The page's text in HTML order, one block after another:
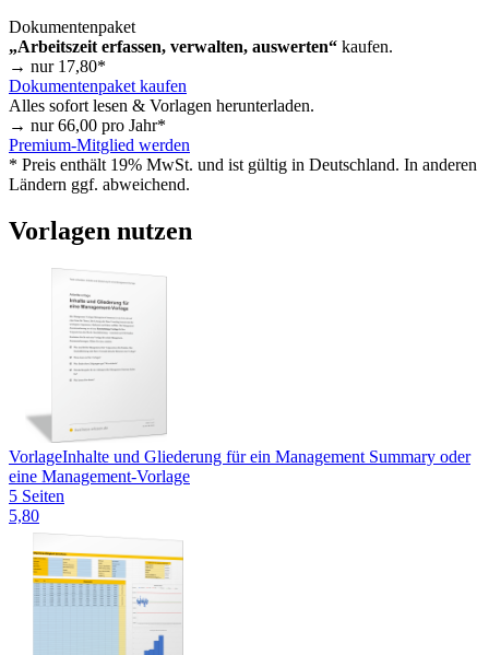
Dokumentenpaket
„Arbeitszeit erfassen, verwalten, auswerten“ kaufen.
→ nur 17,80*
Dokumentenpaket kaufen
Alles sofort lesen & Vorlagen herunterladen.
→ nur66,00 pro Jahr*
Premium-Mitglied werden
* Preis enthält 19% MwSt. und ist gültig in Deutschland. In anderen
Ländern ggf. abweichend.
Vorlagen nutzen
VorlageInhalte und Gliederung für ein Management Summary oder
eine Management-Vorlage
5 Seiten
5,80